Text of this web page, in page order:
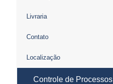
Livraria
Contato
Localização
Controle de Processos